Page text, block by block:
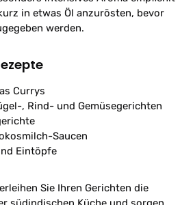
in etwas Öl anzurösten, bevor
werden.
Currys
, Rind- und Gemüsegerichten
Saucen
Eintöpfe
Sie Ihren Gerichten die